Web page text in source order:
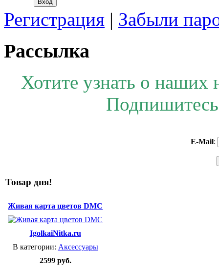
Регистрация | Забыли
Рассылка
Хотите узнать о наших
E-Mail:
Товар дня!
Живая карта цветов DMC
IgolkaiNitka.ru
В категории: Аксессуары
2599 руб.